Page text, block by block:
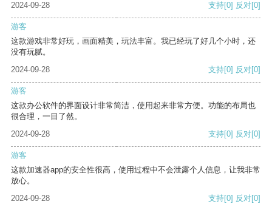
2024-09-28 支持[0] 反对[0]
游客
这款游戏非常好玩，画面精美，玩法丰富。我已经玩了好几个小时，还
没有玩腻。
2024-09-28
支持[0] 反对[0]
游客
这款办公软件的界面设计非常简洁，使用起来非常方便。功能的布局也
很合理，一目了然。
2024-09-28
支持[0] 反对[0]
游客
这款加速器app的安全性很高，使用过程中不会泄露个人信息，让我非常
放心。
2024-09-28
支持[0] 反对[0]